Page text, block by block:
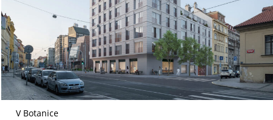
V Botanice